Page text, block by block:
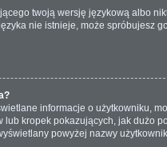
twoją wersję językową albo
nie istnieje, może spróbujesz
informacje o użytkowniku,
kropek pokazujących, jak dużo
powyżej nazwy